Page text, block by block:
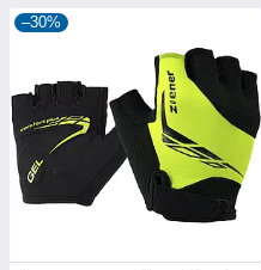
–30%